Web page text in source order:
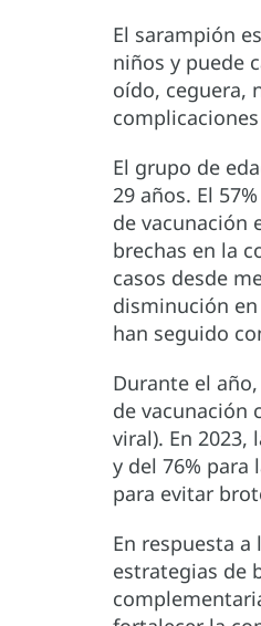
El sarampión
niños y puede
oído, ceguera,
El grupo de
29 años. El
de vacunación
brechas en la
casos desde
disminución
han seguido
Durante el
de vacunación
viral). En 2023,
y del 76% para
para evitar
En respuesta
estrategias de